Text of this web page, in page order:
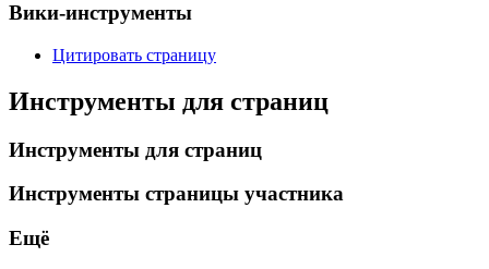
Вики-инструменты
Цитировать страницу
Инструменты для страниц
Инструменты для страниц
Инструменты страницы участника
Ещё